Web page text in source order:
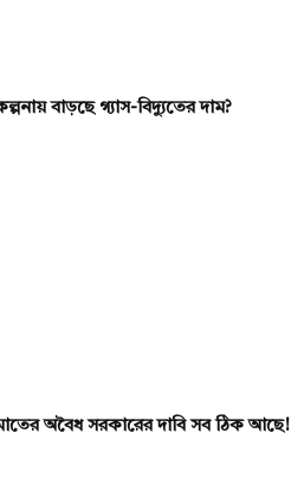
বাড়ছে গ্যাস-বিদ্যুতের দাম?
অবৈধ সরকারের দাবি সব ঠিক আছে!